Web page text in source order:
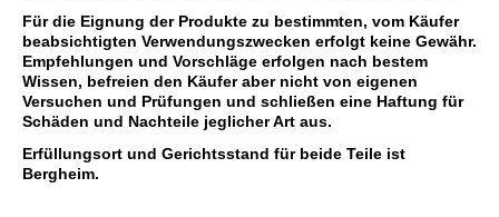
Für die Eignung der Produkte zu bestimmten, vom Käufer
beabsichtigten Verwendungszwecken erfolgt keine Gewähr.
Empfehlungen und Vorschläge erfolgen nach bestem
Wissen, befreien den Käufer aber nicht von eigenen
Versuchen und Prüfungen und schließen eine Haftung für
Schäden und Nachteile jeglicher Art aus.
Erfüllungsort und Gerichtsstand für beide Teile ist
Bergheim.